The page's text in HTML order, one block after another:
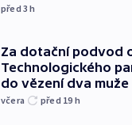
před 3h
Za dotační podvod
Technologického
do vězení dva muže
včera před 19 h